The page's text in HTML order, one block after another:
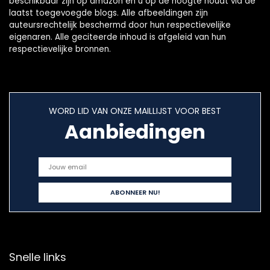
laatst toegevoegde blogs. Alle afbeeldingen zijn
auteursrechtelijk beschermd door hun respectievelijke
eigenaren. Alle geciteerde inhoud is afgeleid van hun
respectievelijke bronnen.
WORD LID VAN ONZE MAILLIJST VOOR BEST
Aanbiedingen
Snelle links